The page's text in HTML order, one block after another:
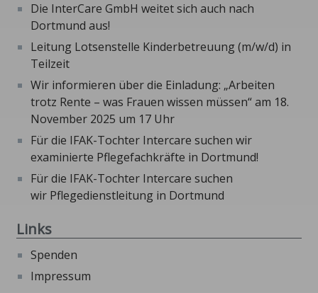
Die InterCare GmbH weitet sich auch nach
Dortmund aus!
Leitung Lotsenstelle Kinderbetreuung (m/w/d) in
Teilzeit
Wir informieren über die Einladung: „Arbeiten
trotz Rente – was Frauen wissen müssen“ am 18.
November 2025 um 17 Uhr
Für die IFAK-Tochter Intercare suchen wir
examinierte Pflegefachkräfte in Dortmund!
Für die IFAK-Tochter Intercare suchen
wir Pflegedienstleitung in Dortmund
Links
Spenden
Impressum